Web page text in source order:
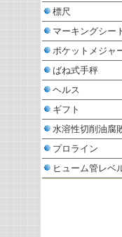
標尺
マーキングシー
ポケットメジャ
ばね式手秤
ヘルス
ギフト
水溶性切削油腐
プロライン
ヒューム管レベ